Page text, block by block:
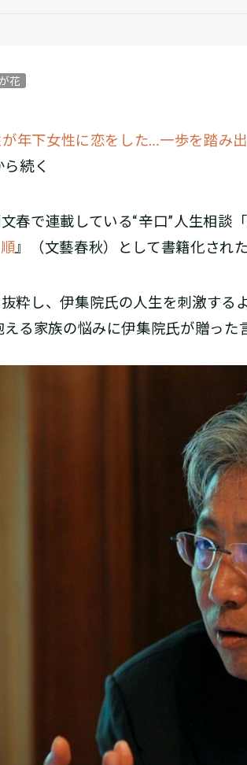
花
年下女性に恋をした…一歩を踏み
ら続く
春で連載している“辛口”人生相談
』（文藝春秋）として書籍化された
粋し、伊集院氏の人生を刺激する
る家族の悩みに伊集院氏が贈っ